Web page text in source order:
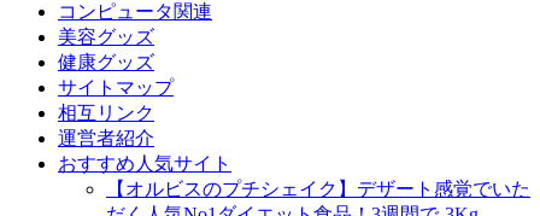
コンピュータ関連
美容グッズ
健康グッズ
サイトマップ
相互リンク
運営者紹介
おすすめ人気サイト
【オルビスのプチシェイク】デザート感覚でいた